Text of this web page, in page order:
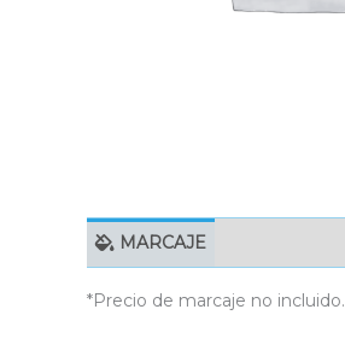
MARCAJE
*Precio de marcaje no incluido.